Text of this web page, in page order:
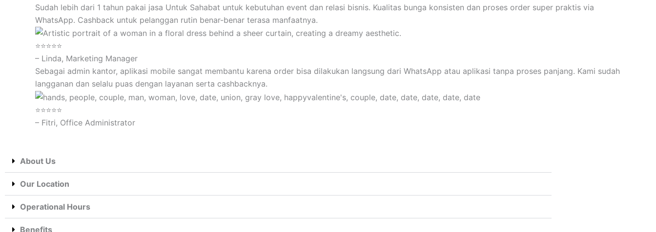
Sudah lebih dari 1 tahun pakai jasa Untuk Sahabat untuk kebutuhan event dan relasi bisnis. Kualitas bunga konsisten dan proses order super praktis via
WhatsApp. Cashback untuk pelanggan rutin benar-benar terasa manfaatnya.
⭐⭐⭐⭐⭐
– Linda, Marketing Manager
Sebagai admin kantor, aplikasi mobile sangat membantu karena order bisa dilakukan langsung dari WhatsApp atau aplikasi tanpa proses panjang. Kami sudah
langganan dan selalu puas dengan layanan serta cashbacknya.
⭐⭐⭐⭐⭐
– Fitri, Office Administrator
About Us
Our Location
Operational Hours
Benefits